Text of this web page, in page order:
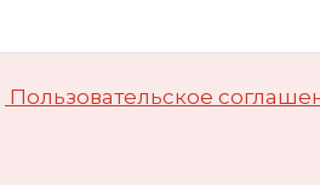
Пользовательское